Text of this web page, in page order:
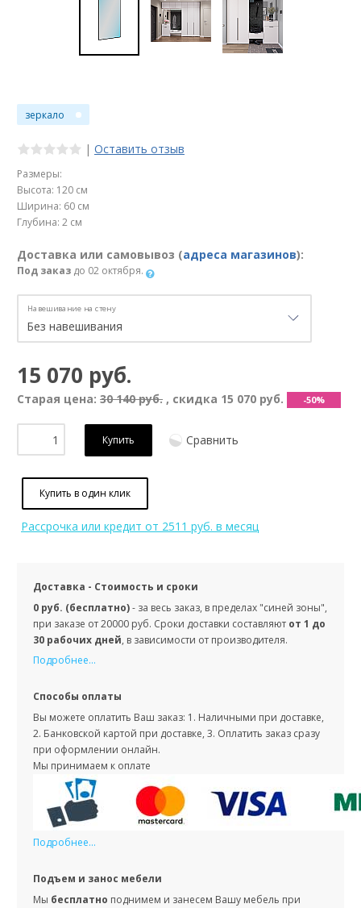
зеркало
| Оставить отзыв
Размеры:
Высота: 120 см
Ширина: 60 см
Глубина: 2 см
Доставка или самовывоз (адреса магазинов):
Под заказ до 02 октября.
Навешивание на стену
15 070 руб.
Старая цена: 30 140 руб. , скидка 15 070 руб. -50%
Купить Сравнить
Купить в один клик
Рассрочка или кредит от 2511 руб. в месяц
Доставка - Стоимость и сроки
0 руб. (бесплатно)- за весь заказ, в пределах "синей зоны",
при заказе от 20000 руб. Сроки доставки составляют от 1 до
30 рабочих дней, в зависимости от производителя.
Подробнее...
Способы оплаты
Вы можете оплатить Ваш заказ: 1. Наличными при доставке,
2. Банковской картой при доставке, 3. Оплатить заказ сразу
при оформлении онлайн.
Мы принимаем к оплате
Подробнее...
Подъем и занос мебели
Мы бесплатно поднимем и занесем Вашу мебель при